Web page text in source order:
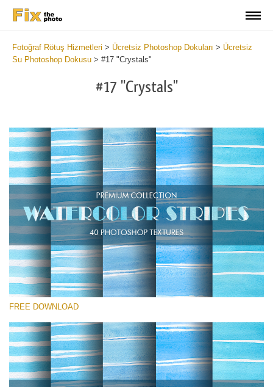
Fotoğraf Rötuş Hizmetleri > Ücretsiz Photoshop Dokuları > Ücretsiz
Su Photoshop Dokusu > #17 "Crystals"
#17 "Crystals"
Lütfen seçin
Small 800*533px
Stripes Watercolor
(25 Textures)
FREE DOWNLOAD